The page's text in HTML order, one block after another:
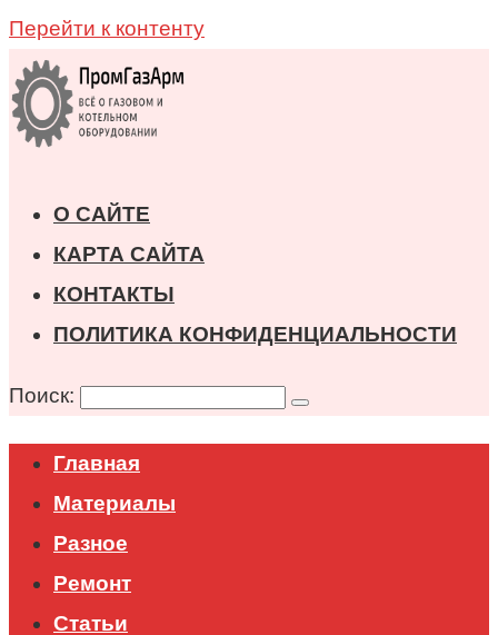
Перейти к контенту
О САЙТЕ
КАРТА САЙТА
КОНТАКТЫ
ПОЛИТИКА КОНФИДЕНЦИАЛЬНОСТИ
Поиск:
Главная
Материалы
Разное
Ремонт
Статьи